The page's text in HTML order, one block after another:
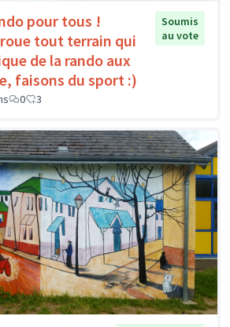
pour tous !
tout terrain qui
de la rando aux
faisons du sport :)
Soumis
au vote
0 3